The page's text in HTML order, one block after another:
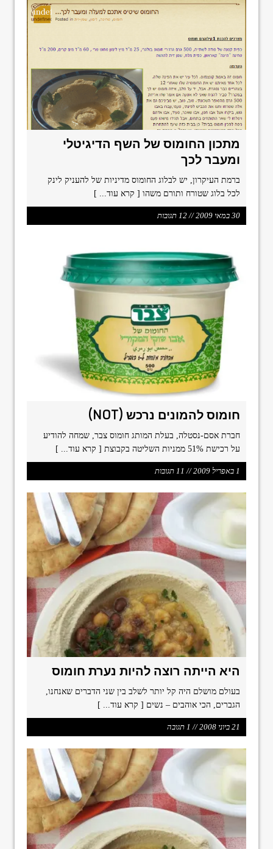
מתכון החומוס של השף הדיגיטלי
ומעבר לכך
ברמת העיקרון, יש לבלוג החומוס מדיניות של להעניק לינק
לכל בלוג שטורח ותורם משהו [ קרא עוד... ]
30 במאי 2009 // 12 תגובות
חומוס להמונים נרכש (NOT)
חברת אסם-נסטלה, בעלת המותג חומוס צבר, שמחה להודיע
על רכישת 51% ממניות השליטה בקבוצת
[ קרא עוד... ]
1 באפריל 2009 // 11 תגובות
היא הייתה רוצה להיות נערת חומוס
בעולם מושלם היה קל יותר לשלב בין שני הדברים שאנחנו,
הגברים, הכי אוהבים – נשים [ קרא עוד... ]
21 ביוני 2008 // 1 תגובה